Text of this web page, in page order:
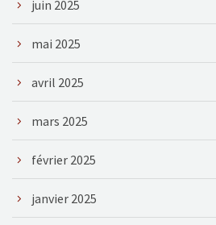
juin 2025
mai 2025
avril 2025
mars 2025
février 2025
janvier 2025